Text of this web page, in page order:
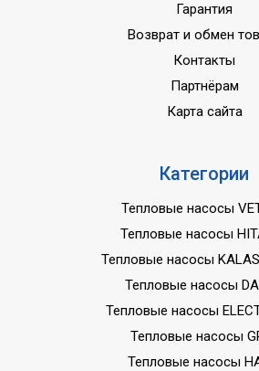
Гарантия
Возврат и обмен
Контакты
Партнёрам
Карта сайта
Категории
Тепловые насосы
Тепловые насосы
Тепловые насосы
Тепловые насосы
Тепловые насосы
Тепловые насосы
Тепловые насосы